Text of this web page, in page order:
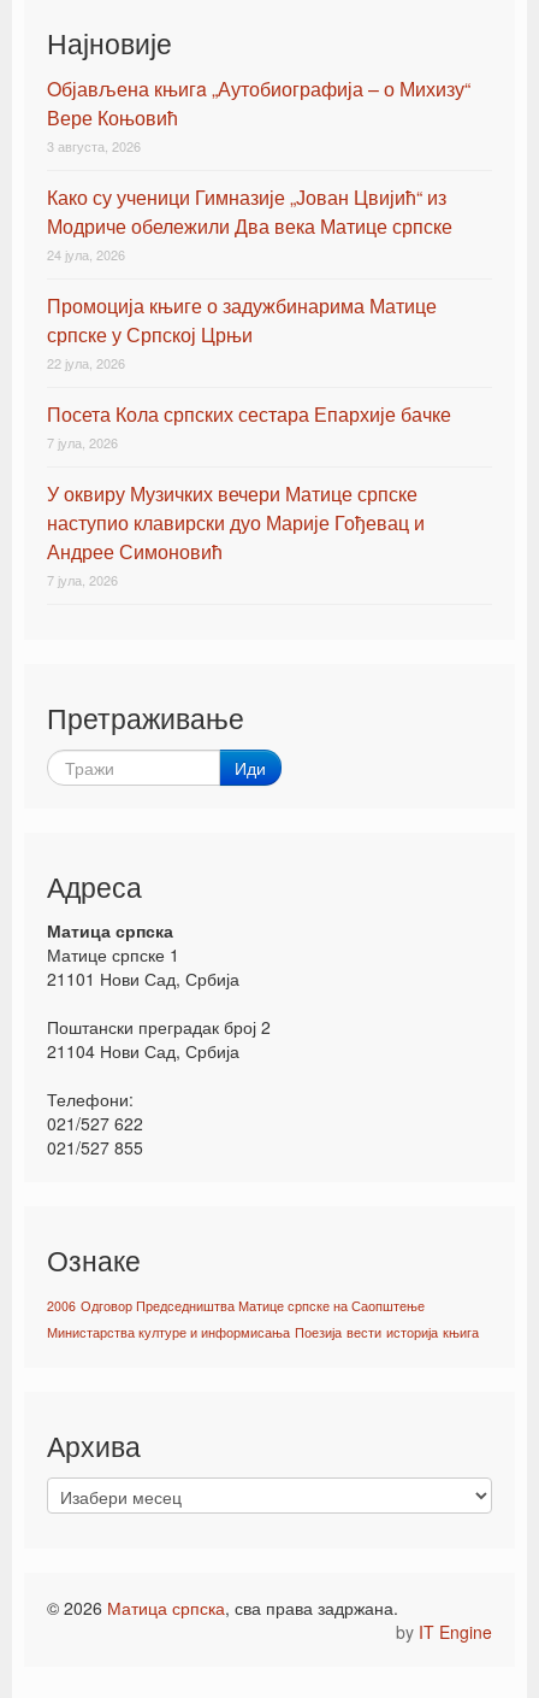
Најновије
Oбјављена књигa „Аутобиографија – о Михизу“
Вере Коњовић
3 августа, 2026
Како су ученици Гимназије „Јован Цвијић“ из
Модриче обележили Два века Матице српске
24 јула, 2026
Промоција књиге о задужбинарима Матице
српске у Српској Црњи
22 јула, 2026
Посета Кола српских сестара Епархије бачке
7 јула, 2026
У оквиру Музичких вечери Матице српске
наступио клавирски дуо Марије Гођевац и
Андрее Симоновић
7 јула, 2026
Претраживање
Иди
Адреса
Матица српска
Матице српске 1
21101 Нови Сад, Србија
Поштански преградак број 2
21104 Нови Сад, Србија
Телефони:
021/527 622
021/527 855
Ознаке
2006 Одговор Председништва Матице српске на Саопштење
Министарства културе и информисања Поезија вести историја књига
Архива
© 2026 Матица српска, сва права задржана.
by IT Engine